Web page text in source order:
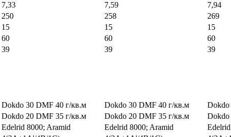
7,33 7,59
7,94
250 258
269
15 15
15
60 60
60
39 39
39
Dokdo 30 DMF 40 г/кв.м Dokdo 30 DMF 40 г/кв.м
Dokdo
Dokdo 20 DMF 35 г/кв.м Dokdo 20 DMF 35 г/кв.м
Dokdo
Edelrid 8000; Aramid Edelrid 8000; Aramid